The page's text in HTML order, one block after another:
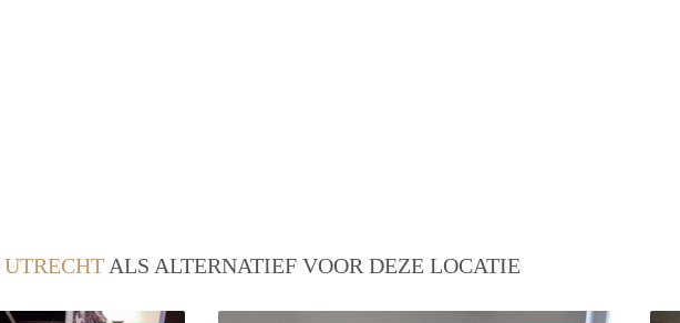
UTRECHT ALS ALTERNATIEF VOOR DEZE LOCATIE